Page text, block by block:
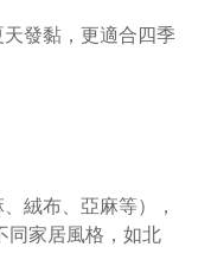
發黏，更適合四季
絨布、亞麻等），
同家居風格，如北